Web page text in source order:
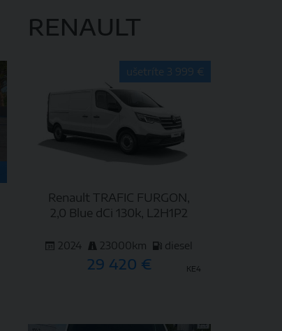
DETAIL
RENAULT
ušetríte 3 999 €
Renault TRAFIC FURGON,
2,0 Blue dCi 130k, L2H1P2
2024 23000km diesel
29 420 € KE4